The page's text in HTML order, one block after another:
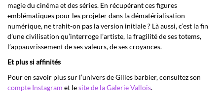
magie du cinéma et des séries. En récupérant ces figures
emblématiques pour les projeter dans la dématérialisation
numérique, ne trahit-on pas la version initiale ? Là aussi, c’est la fin
d’une civilisation qu’interroge l’artiste, la fragilité de ses totems,
l’appauvrissement de ses valeurs, de ses croyances.
Et plus si affinités
Pour en savoir plus sur l’univers de Gilles barbier, consultez son
compte Instagram et lesite de la Galerie Vallois.